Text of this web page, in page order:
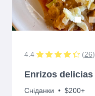
4.4 (26)
Enrizos delicias
Сніданки • $200+